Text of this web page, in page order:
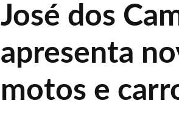
José dos
apresenta
motos e